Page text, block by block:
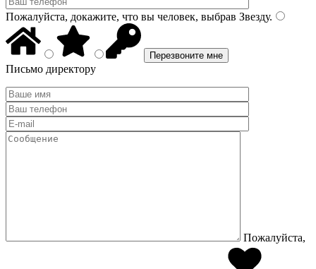
Пожалуйста, докажите, что вы человек, выбрав Звезду.
Письмо директору
Пожалуйста,